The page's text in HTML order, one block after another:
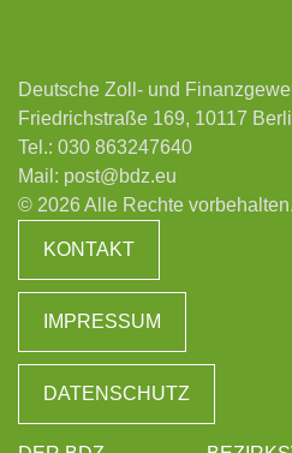
Deutsche Zoll- und
Friedrichstraße 169, 10117
Tel.: 030 863247640
Mail: post@bdz.eu
© 2026 Alle Rechte vorbehalten.
KONTAKT
IMPRESSUM
DATENSCHUTZ